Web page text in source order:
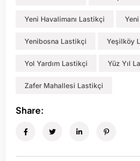
Yeni Havalimanı Lastikçi
Yenibosna Lastikçi Yeşilköy
Yol Yardım Lastikçi Yüz Yıl
Zafer Mahallesi Lastikçi
Share: